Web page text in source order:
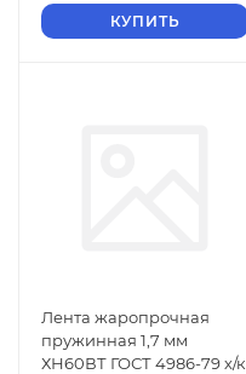
КУПИТЬ
Лента жаропрочная
пружинная 1,7 мм
ХН60ВТ ГОСТ 4986-79 х/к